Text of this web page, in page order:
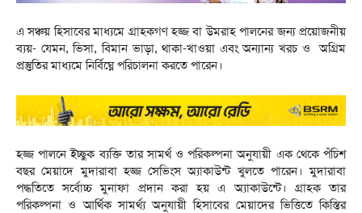
এ সঞ্চয় হিসাবের মাধ্যমে গ্রাহকগণ হজ্জ বা উমরাহ পালনের জন্য প্রয়োজনীয়
ব্যয়- যেমন, ভিসা, বিমান ভাড়া, থাকা-খাওয়া এবং অন্যান্য খরচ ও অগ্রিম
প্রস্তুতির মাধ্যমে নির্বিঘ্নে পরিচালনা করতে পারেন।
হজ্জ পালনে ইচ্ছুক ব্যক্তি তার সামর্থ ও পরিকল্পনা অনুযায়ী এক থেকে পঁচিশ
বছর মেয়াদে মুদারাবা হজ্জ সেভিংস অ্যাকাউন্ট খুলতে পারেন। মুদারাবা
পদ্ধতিতে সর্বোচ্চ মুনাফা প্রদান করা হয় এ অ্যাকাউন্টে। গ্রাহক তার
পরিকল্পনা ও আর্থিক সামর্থ্য অনুযায়ী হিসাবের মেয়াদের ভিত্তিতে কিস্তির